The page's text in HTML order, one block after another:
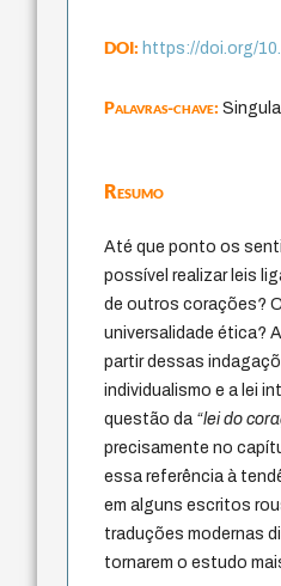
DOI:https://doi.org/
Palavras-chave:
Resumo
Até que ponto os
possível realizar leis
de outros corações?
universalidade ética?
partir dessas
individualismo e a lei
questão da “lei do
precisamente no
essa referência à
em alguns escritos
traduções modernas
tornarem o estudo